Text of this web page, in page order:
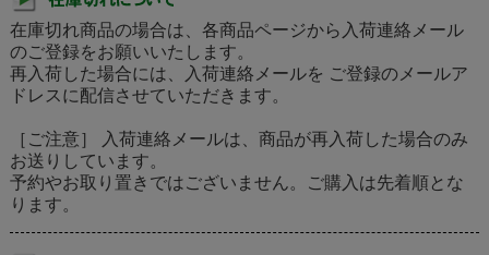
在庫切れ商品の場合は、各商品ページから入荷連絡メール
のご登録をお願いいたします。
再入荷した場合には、入荷連絡メールを ご登録のメールア
ドレスに配信させていただきます。
［ご注意］ 入荷連絡メールは、商品が再入荷した場合のみ
お送りしています。
予約やお取り置きではございません。ご購入は先着順とな
ります。